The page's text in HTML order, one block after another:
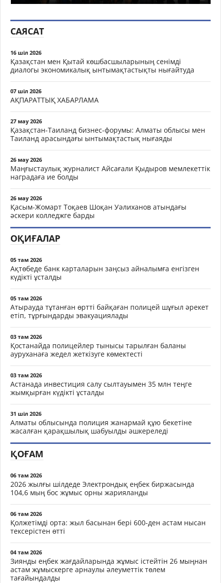
САЯСАТ
16 шіл 2026
Қазақстан мен Қытай көшбасшыларының сенімді
диалогы экономикалық ынтымақтастықты нығайтуда
07 шіл 2026
АҚПАРАТТЫҚ ХАБАРЛАМА
27 мау 2026
Қазақстан-Таиланд бизнес-форумы: Алматы облысы мен
Таиланд арасындағы ынтымақтастық нығаяды
26 мау 2026
Маңғыстаулық журналист Айсағали Қыдыров мемлекеттік
наградаға ие болды
26 мау 2026
Қасым-Жомарт Тоқаев Шоқан Уәлиханов атындағы
әскери колледжге барды
ОҚИҒАЛАР
05 там 2026
Ақтөбеде банк карталарын заңсыз айналымға енгізген
күдікті ұсталды
05 там 2026
Атырауда тұтанған өртті байқаған полицей шұғыл әрекет
етіп, тұрғындарды эвакуациялады
03 там 2026
Қостанайда полицейлер тынысы тарылған баланы
ауруханаға жедел жеткізуге көмектесті
03 там 2026
Астанада инвестиция салу сылтауымен 35 млн теңге
жымқырған күдікті ұсталды
31 шіл 2026
Алматы облысында полиция жанармай құю бекетіне
жасалған қарақшылық шабуылды әшкереледі
ҚОҒАМ
06 там 2026
2026 жылғы шілдеде Электрондық еңбек биржасында
104,6 мың бос жұмыс орны жарияланды
06 там 2026
Қолжетімді орта: жыл басынан бері 600-ден астам нысан
тексерістен өтті
04 там 2026
Зиянды еңбек жағдайларында жұмыс істейтін 26 мыңнан
астам жұмыскерге арнаулы әлеуметтік төлем
тағайындалды